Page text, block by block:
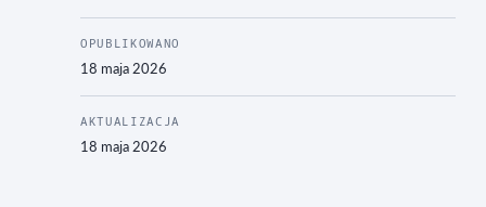
OPUBLIKOWANO
18 maja 2026
AKTUALIZACJA
18 maja 2026